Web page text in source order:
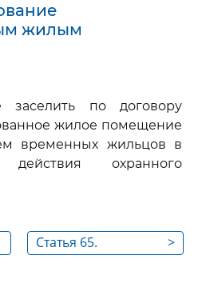
жилым
заселить по договору
жилое помещение
временных жильцов в
охранного
>
Статья 65.